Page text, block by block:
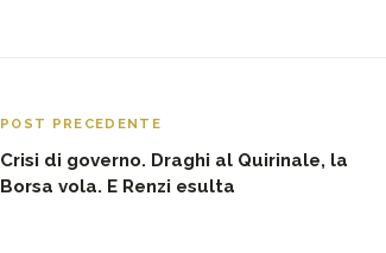
POST PRECEDENTE
Crisi di governo. Draghi al Quirinale, la
Borsa vola. E Renzi esulta